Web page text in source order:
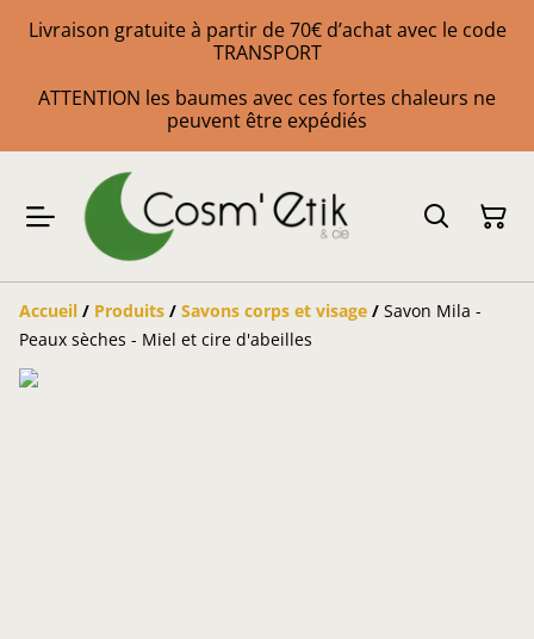
Livraison gratuite à partir de 70€ d’achat avec le code
TRANSPORT
ATTENTION les baumes avec ces fortes chaleurs ne
peuvent être expédiés
Accueil / Produits / Savons corps et visage / Savon Mila -
Peaux sèches - Miel et cire d'abeilles